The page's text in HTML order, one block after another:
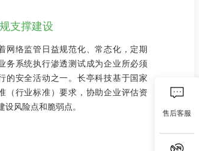
售后客服
支撑建设
网络监管日益规范化、常态化，定期
务系统执行渗透测试成为企业所必须
的安全活动之一。长亭科技基于国家
（行业标准）要求，协助企业评估资
设风险点和脆弱点。